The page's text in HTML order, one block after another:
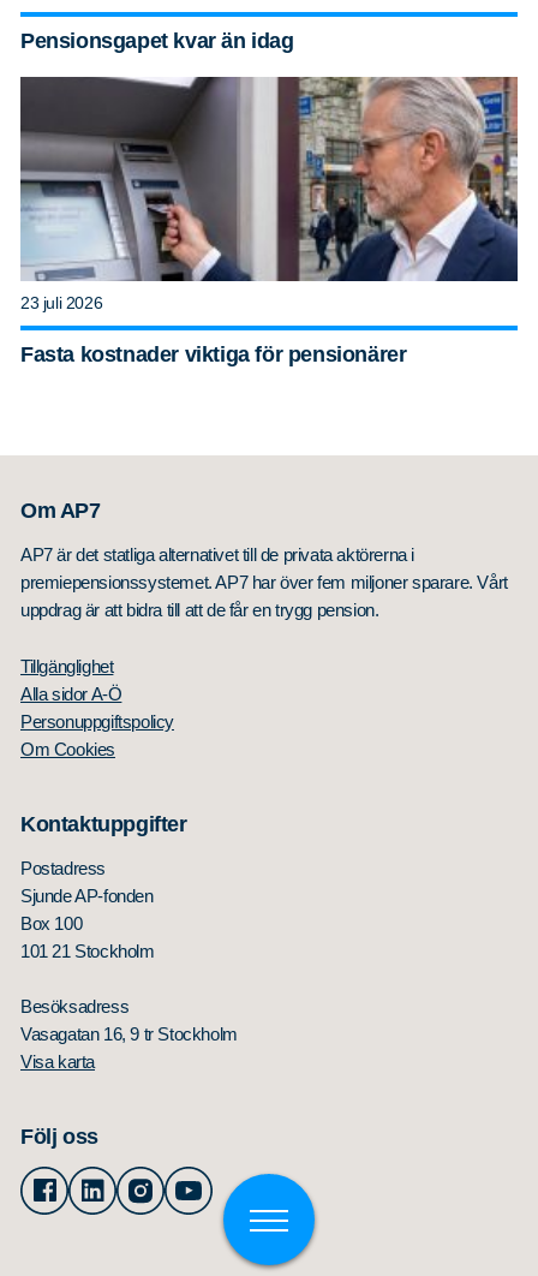
Pensionsgapet kvar än idag
23 juli 2026
Fasta kostnader viktiga för pensionärer
Om AP7
AP7 är det statliga alternativet till de privata aktörerna i
premiepensionssystemet. AP7 har över fem miljoner sparare. Vårt
uppdrag är att bidra till att de får en trygg pension.
Tillgänglighet
Alla sidor A-Ö
Personuppgiftspolicy
Om Cookies
Kontaktuppgifter
Postadress
Sjunde AP-fonden
Box 100
101 21 Stockholm
Besöksadress
Vasagatan 16, 9 tr Stockholm
Visa karta
Följ oss
FacebookLinkedinInstagramYoutube